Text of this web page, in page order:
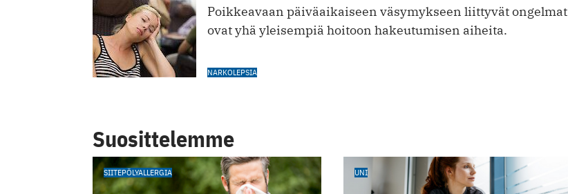
Poikkeavaan päiväaikaiseen väsymykseen liittyvät ongelmat
ovat yhä yleisempiä hoitoon hakeutumisen aiheita.
NARKOLEPSIA
Suosittelemme
SIITEPÖLYALLERGIA UNI